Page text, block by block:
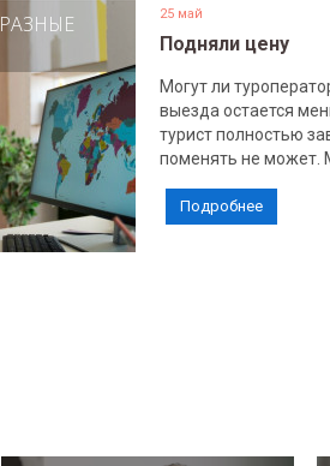
РАЗНЫЕ
25 май
Подняли цену
Могут ли
выезда остается
турист полностью
поменять не может.
Подробнее